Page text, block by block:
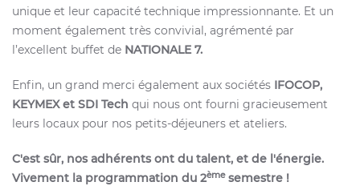
unique et leur capacité technique impressionnante. Et un
moment également très convivial, agrémenté par
l’excellent buffet de NATIONALE 7.
Enfin, un grand merci également aux sociétés IFOCOP,
KEYMEX et SDI Tech qui nous ont fourni gracieusement
leurs locaux pour nos petits-déjeuners et ateliers.
C'est sûr, nos adhérents ont du talent, et de l'énergie.
Vivement la programmation du 2èmesemestre !